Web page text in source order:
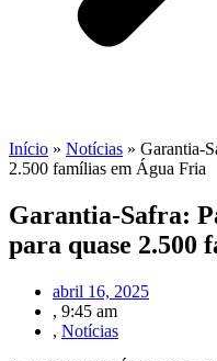
Início » Notícias » Garantia-
2.500 famílias em Água Fria
Garantia-Safra:
para quase 2.500
abril 16, 2025
, 9:45 am
, Notícias